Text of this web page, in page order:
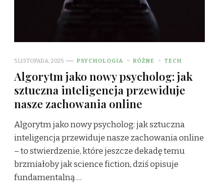
5 LISTOPADA, 2025 PSYCHOLOGIA RÓŻNE TECH
Algorytm jako nowy psycholog: jak
sztuczna inteligencja przewiduje
nasze zachowania online
Algorytm jako nowy psycholog: jak sztuczna
inteligencja przewiduje nasze zachowania online
– to stwierdzenie, które jeszcze dekadę temu
brzmiałoby jak science fiction, dziś opisuje
fundamentalną …